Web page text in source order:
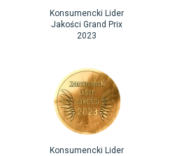
Konsumencki Lider
Jakości Grand Prix
2023
Konsumencki Lider